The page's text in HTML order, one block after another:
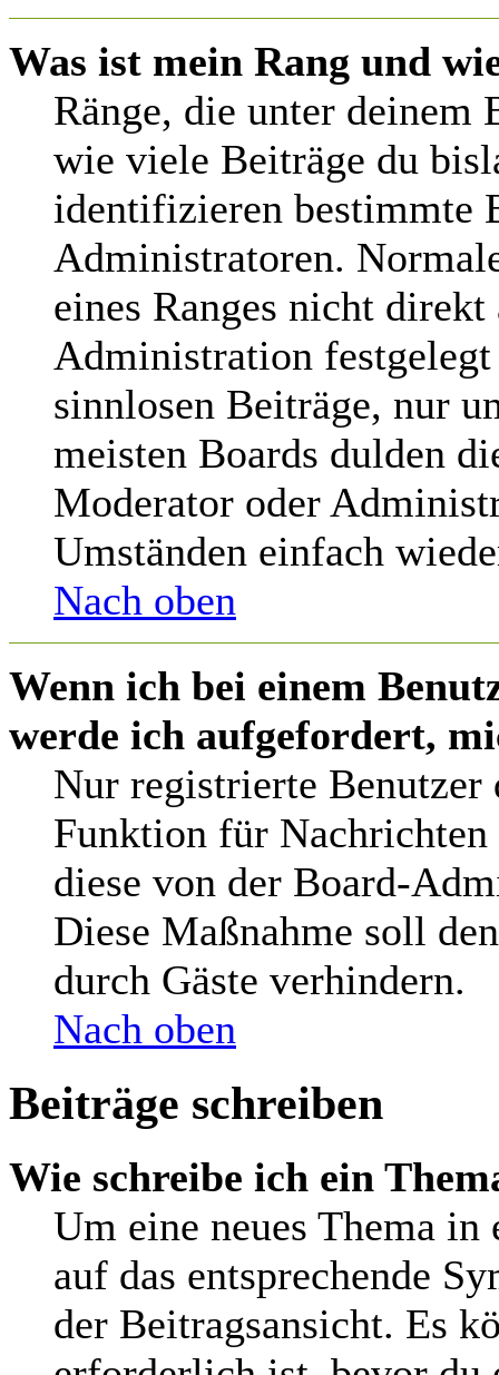
Was ist mein Rang und
Ränge, die unter deinem
wie viele Beiträge du
identifizieren bestimmte
Administratoren.
eines Ranges nicht
Administration
sinnlosen Beiträge, nur
meisten Boards dulden
Moderator oder
Umständen einfach
Nach oben
Wenn ich bei einem
werde ich aufgefordert,
Nur registrierte
Funktion für Nachrichten
diese von der Board-
Diese Maßnahme soll
durch Gäste verhindern.
Nach oben
Beiträge schreiben
Wie schreibe ich ein
Um eine neues Thema
auf das entsprechende
der Beitragsansicht. Es